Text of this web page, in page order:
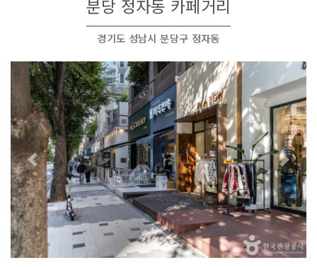
분당 정자동 카페거리
경기도 성남시 분당구 정자동